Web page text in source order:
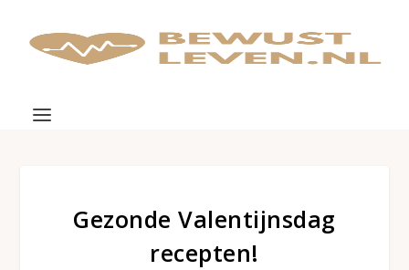
Gezonde Valentijnsdag
recepten!